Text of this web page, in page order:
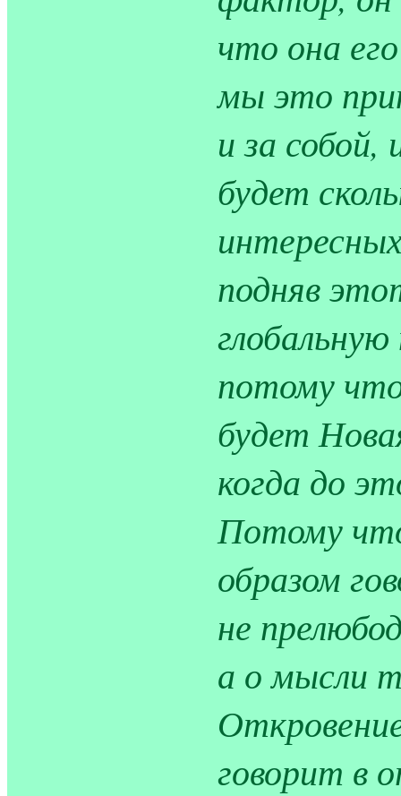
что она
мы это
и за собой,
будет
подняв
потому
будет
когда до
Потому
образом
не
а о мысли
говорит в